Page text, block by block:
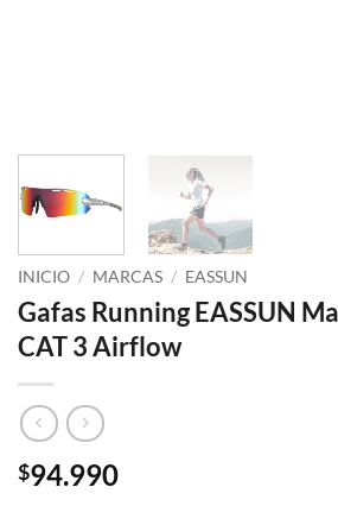
INICIO / MARCAS / EASSUN
Gafas Running EASSUN
CAT 3 Airflow
$94.990